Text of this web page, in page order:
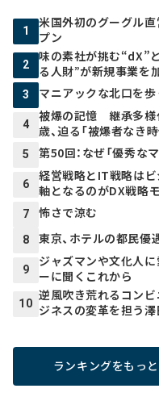
1
米国外初のグーグル
プン
2
味の素社が挑む“dX”と
る人財”が新規事業を
3 マニアックな北口を歩
4
被爆の記憶 継承多
歳、迫る「被爆者なき時
5 第50回：なぜ「優秀な
6
経営戦略とIT戦略は
軸となるのがDX戦略
7 怖さで涼む
8 東京、ホテルの都民優
9
ジャズマンや文化人に
ーに聞くこれから
10
逆風吹き荒れるコン
ジネスの変革を担う
ランキングをもっ